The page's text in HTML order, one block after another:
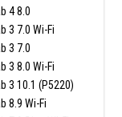
4 8.0
3 7.0 Wi-Fi
3 7.0
3 8.0 Wi-Fi
3 10.1 (P5220)
8.9 Wi-Fi